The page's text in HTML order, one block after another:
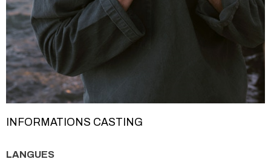
INFORMATIONS CASTING
LANGUES